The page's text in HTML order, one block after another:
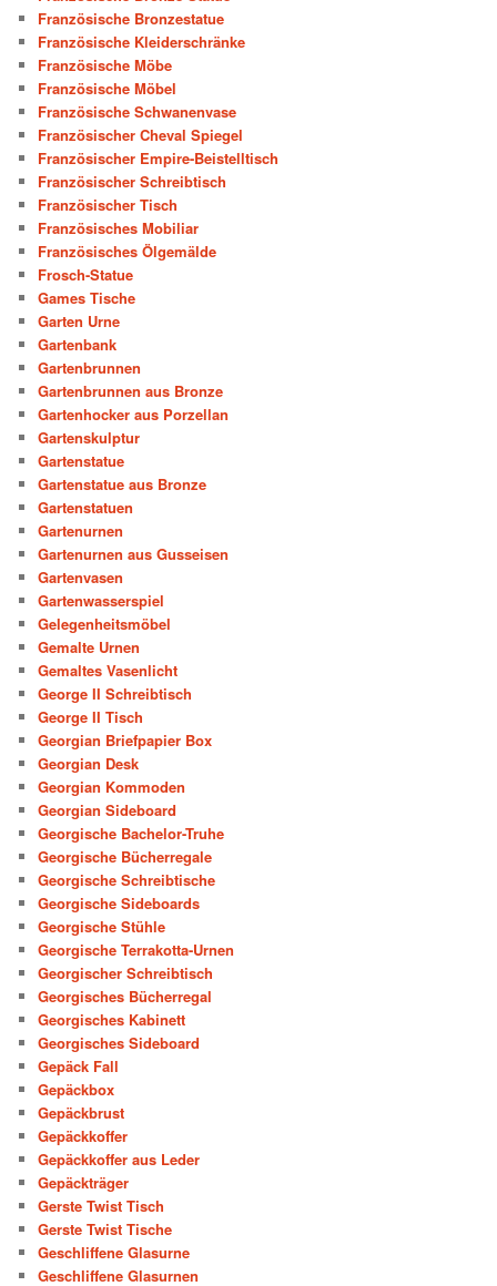
Französische Bronzestatue
Französische Kleiderschränke
Französische Möbe
Französische Möbel
Französische Schwanenvase
Französischer Cheval Spiegel
Französischer Empire-Beistelltisch
Französischer Schreibtisch
Französischer Tisch
Französisches Mobiliar
Französisches Ölgemälde
Frosch-Statue
Games Tische
Garten Urne
Gartenbank
Gartenbrunnen
Gartenbrunnen aus Bronze
Gartenhocker aus Porzellan
Gartenskulptur
Gartenstatue
Gartenstatue aus Bronze
Gartenstatuen
Gartenurnen
Gartenurnen aus Gusseisen
Gartenvasen
Gartenwasserspiel
Gelegenheitsmöbel
Gemalte Urnen
Gemaltes Vasenlicht
George II Schreibtisch
George II Tisch
Georgian Briefpapier Box
Georgian Desk
Georgian Kommoden
Georgian Sideboard
Georgische Bachelor-Truhe
Georgische Bücherregale
Georgische Schreibtische
Georgische Sideboards
Georgische Stühle
Georgische Terrakotta-Urnen
Georgischer Schreibtisch
Georgisches Bücherregal
Georgisches Kabinett
Georgisches Sideboard
Gepäck Fall
Gepäckbox
Gepäckbrust
Gepäckkoffer
Gepäckkoffer aus Leder
Gepäckträger
Gerste Twist Tisch
Gerste Twist Tische
Geschliffene Glasurne
Geschliffene Glasurnen